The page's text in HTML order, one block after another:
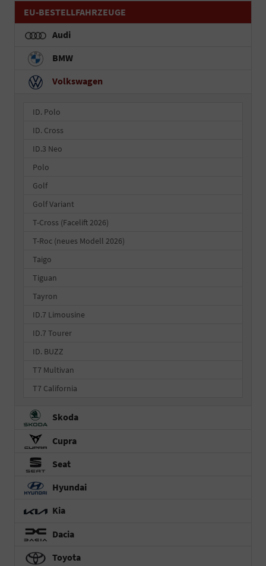
EU-BESTELLFAHRZEUGE
Audi
BMW
Volkswagen
ID. Polo
ID. Cross
ID.3 Neo
Polo
Golf
Golf Variant
T-Cross (Facelift 2026)
T-Roc (neues Modell 2026)
Taigo
Tiguan
Tayron
ID.7 Limousine
ID.7 Tourer
ID. BUZZ
T7 Multivan
T7 California
Skoda
Cupra
Seat
Hyundai
Kia
Dacia
Toyota